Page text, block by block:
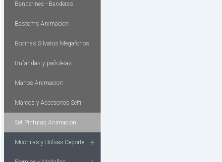
Banderines - Banderas
Bastoms Animacion
Bocinas Silvatos Megafonos
Bufandas y pañoletas
Manos Animacion
Marcos y Accesorios Selfi
Set Pinturas Animacion
Mochilas y Bolsas Deporte